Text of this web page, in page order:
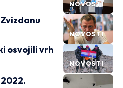
NOVOSTI
NOVOSTI
NOVOSTI
osvojili vrh